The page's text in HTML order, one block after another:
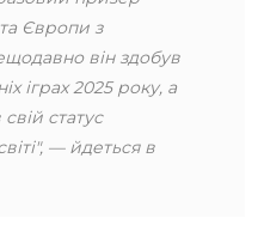
та Європи з
він здобув
іграх 2025 року, а
статус
— йдеться в